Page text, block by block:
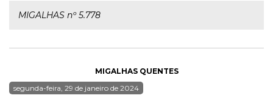
MIGALHAS nº 5.778
MIGALHAS QUENTES
segunda-feira, 29 de janeiro de 2024